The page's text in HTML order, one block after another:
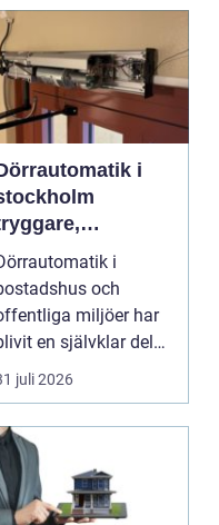
i
och mer
entréer
i
och
miljöer har
en självklar del
av en modern
fastighet...
juli 2026